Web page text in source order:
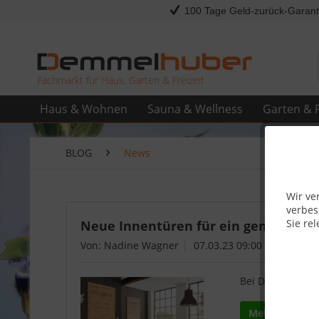
100 Tage Geld-zurück-
Fachmarkt für Haus, Garten & Freizeit
Haus & Wohnen Sauna & Wellness Garten &
Wir
Sie
BLOG News
Neue Innentüren für ein
Von: Nadine Wagner 07.03.23 09:00
Bei
Mehr lesen